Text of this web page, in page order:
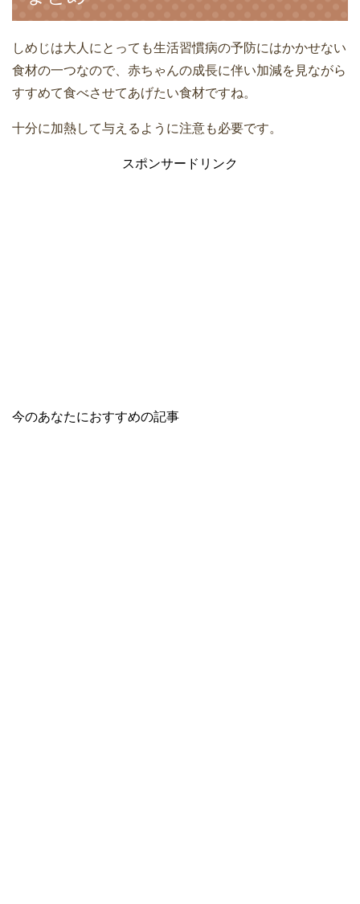
しめじは大人にとっても生活習慣病の予防にはかかせない
食材の一つなので、赤ちゃんの成長に伴い加減を見ながら
すすめて食べさせてあげたい食材ですね。
十分に加熱して与えるように注意も必要です。
スポンサードリンク
今のあなたにおすすめの記事